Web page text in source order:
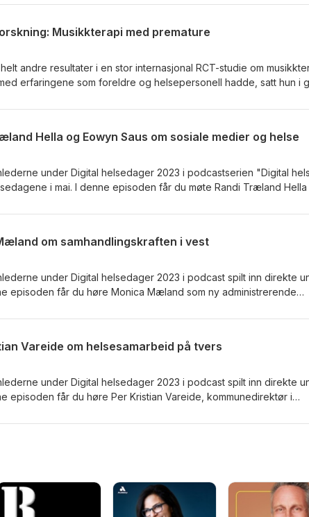
og profesjonell utvikling Læring gjennom mellommenneskelige
ved Universitetet i Bergen, med bred ekspertise innen
og psykoterapi. Han har skrevet en rekke fag- og
og menneskelig utvikling. Lennart Lorås er en norsk
spesialisering i systemisk familieterapi. Han arbeider ved
helsevern, forskning og undervisning.
Musikkterapi med premature
andre resultater i en stor internasjonal RCT-studie om
erfaringene som foreldre og helsepersonell hadde, satt hun i
på foreldre, helsepersonell og premature babyer.
og lær med om både brukermedvirkning i forskning, og
og i hverdagen vår.
Hella og Eowyn Saus om sosiale medier og helse
under Digital helsedager 2023 i podcastserien "Digital
i mai. I denne episoden får du møte Randi Træland
medier", mens Saus er representant i Ungdomsrådet i Bergen
om samhandlingskraften i vest
under Digital helsedager 2023 i podcast spilt inn direkte
episoden får du høre Monica Mæland som ny administrerende
Vareide om helsesamarbeid på tvers
under Digital helsedager 2023 i podcast spilt inn direkte
episoden får du høre Per Kristian Vareide, kommunedirektør i